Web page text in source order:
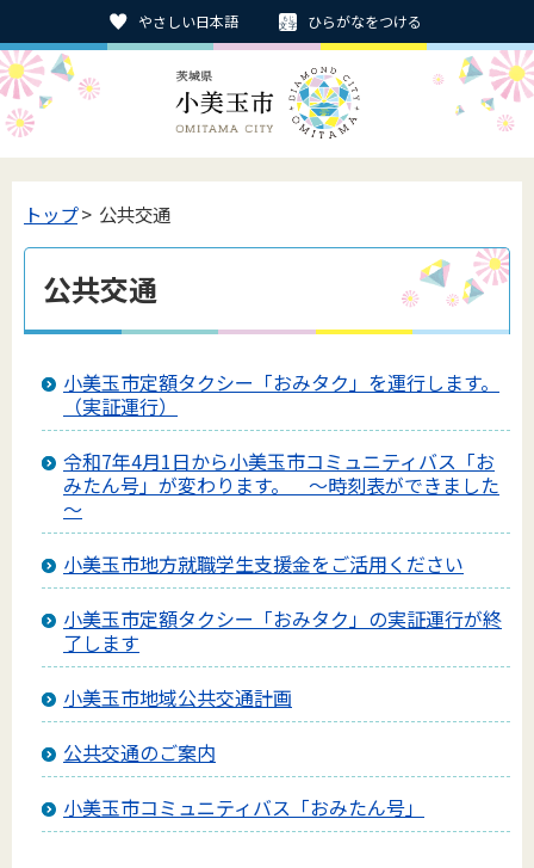
やさしい日本語 ひらがなをつける
トップ> 公共交通
公共交通
小美玉市定額タクシー「おみタク」を運行します。
（実証運行）
令和7年4月1日から小美玉市コミュニティバス「お
みたん号」が変わります。 ～時刻表ができました
～
小美玉市地方就職学生支援金をご活用ください
小美玉市定額タクシー「おみタク」の実証運行が終
了します
小美玉市地域公共交通計画
公共交通のご案内
小美玉市コミュニティバス「おみたん号」